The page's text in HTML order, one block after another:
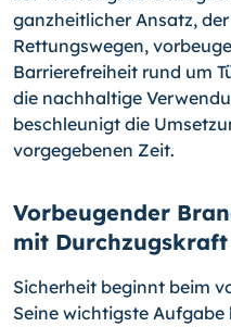
ganzheitlicher Ansatz,
Rettungswegen,
Barrierefreiheit rund um
die nachhaltige
beschleunigt die
vorgegebenen Zeit.
Vorbeugender
mit Durchzugskraft
Sicherheit beginnt beim
Seine wichtigste